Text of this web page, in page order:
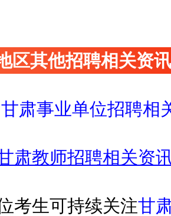
区其他招聘相关资
甘肃事业单位招聘相
肃教师招聘相关资
考生可持续关注甘